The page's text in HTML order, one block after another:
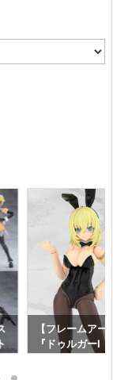
【フレームア
『ドゥルガーI